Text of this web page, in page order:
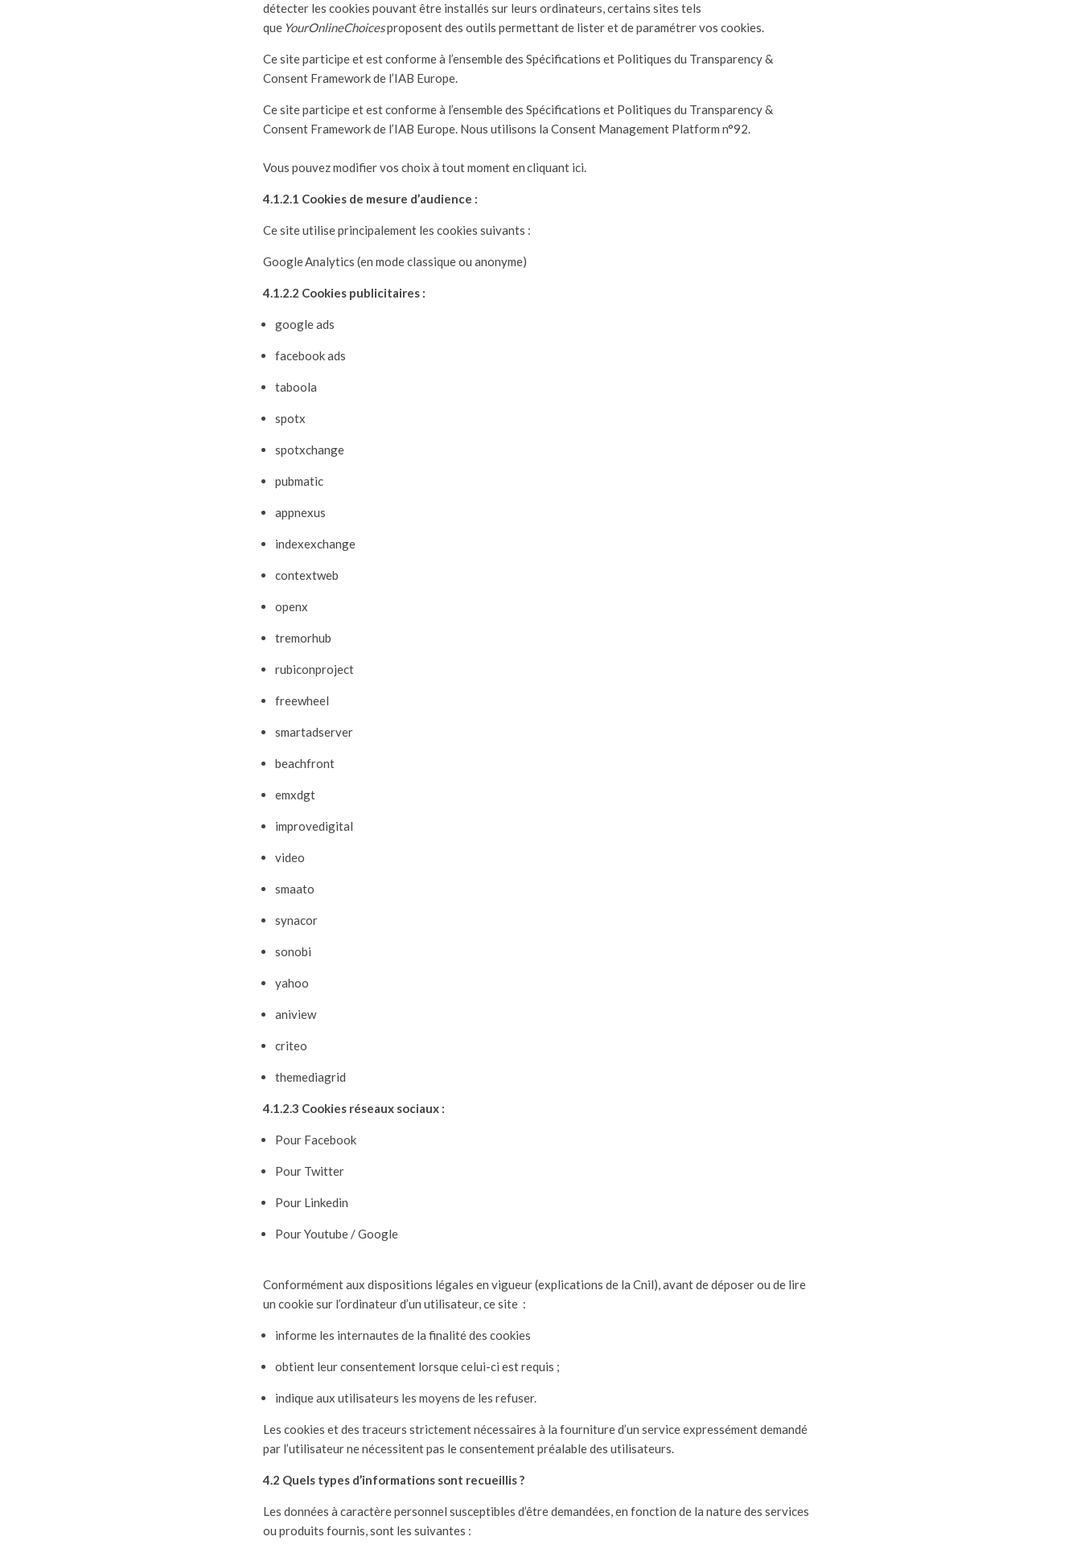
détecter les cookies pouvant être installés sur leurs ordinateurs, certains sites tels
que YourOnlineChoicesproposent des outils permettant de lister et de paramétrer vos cookies.
Ce site participe et est conforme à l’ensemble des Spécifications et Politiques du Transparency &
Consent Framework de l’IAB Europe.
Ce site participe et est conforme à l’ensemble des Spécifications et Politiques du Transparency &
Consent Framework de l’IAB Europe. Nous utilisons la Consent Management Platform n°92.
Vous pouvez modifier vos choix à tout moment en cliquant ici.
4.1.2.1 Cookies de mesure d’audience :
Ce site utilise principalement les cookies suivants :
Google Analytics (en mode classique ou anonyme)
4.1.2.2 Cookies publicitaires :
google ads
facebook ads
taboola
spotx
spotxchange
pubmatic
appnexus
indexexchange
contextweb
openx
tremorhub
rubiconproject
freewheel
smartadserver
beachfront
emxdgt
improvedigital
video
smaato
synacor
sonobi
yahoo
aniview
criteo
themediagrid
4.1.2.3 Cookies réseaux sociaux :
Pour Facebook
Pour Twitter
Pour Linkedin
Pour Youtube / Google
Conformément aux dispositions légales en vigueur (explications de la Cnil), avant de déposer ou de lire
un cookie sur l’ordinateur d’un utilisateur, ce site :
informe les internautes de la finalité des cookies
obtient leur consentement lorsque celui-ci est requis ;
indique aux utilisateurs les moyens de les refuser.
Les cookies et des traceurs strictement nécessaires à la fourniture d’un service expressément demandé
par l’utilisateur ne nécessitent pas le consentement préalable des utilisateurs.
4.2 Quels types d’informations sont recueillis ?
Les données à caractère personnel susceptibles d’être demandées, en fonction de la nature des services
ou produits fournis, sont les suivantes :